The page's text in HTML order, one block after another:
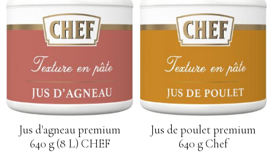
Jus d'agneau premium
640 g (8 L) CHEF
Jus de poulet premium
640 g Chef